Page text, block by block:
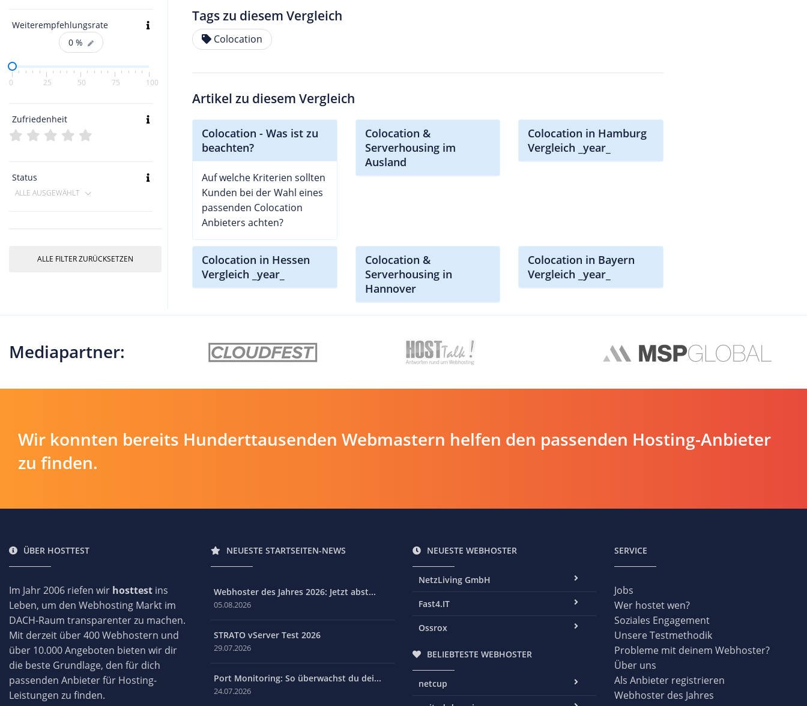
Weiterempfehlungsrate
0 %
0 25 50 75 100
Zufriedenheit
Status
ALLE AUSGEWÄHLT
ALLE FILTER ZURÜCKSETZEN
Tags zu diesem Vergleich
Colocation
Artikel zu diesem Vergleich
Colocation - Was ist zu
beachten?
Auf welche Kriterien sollten
Kunden bei der Wahl eines
passenden Colocation
Anbieters achten?
Colocation &
Serverhousing im
Ausland
Colocation in Hamburg
Vergleich _year_
Colocation in Hessen
Vergleich _year_
Colocation &
Serverhousing in
Hannover
Colocation in Bayern
Vergleich _year_
Mediapartner:
Wir konnten bereits Hunderttausenden Webmastern helfen den passenden Hosting-Anbieter
zu finden.
ÜBER HOSTTEST
Im Jahr 2006 riefen wir hosttest ins
Leben, um den Webhosting Markt im
DACH-Raum transparenter zu machen.
Mit derzeit über 400 Webhostern und
über 10.000 Angeboten bieten wir dir
die beste Grundlage, den für dich
passenden Anbieter für Hosting-
Leistungen zu finden.
NEUESTE STARTSEITEN-NEWS
Webhoster des Jahres 2026: Jetzt abst...
05.08.2026
STRATO vServer Test 2026
29.07.2026
Port Monitoring: So überwachst du dei...
24.07.2026
NEUESTE WEBHOSTER
NetzLiving GmbH
Fast4.IT
Ossrox
BELIEBTESTE WEBHOSTER
netcup
SERVICE
Jobs
Wer hostet wen?
Soziales Engagement
Unsere Testmethodik
Probleme mit deinem Webhoster?
Über uns
Als Anbieter registrieren
Webhoster des Jahres